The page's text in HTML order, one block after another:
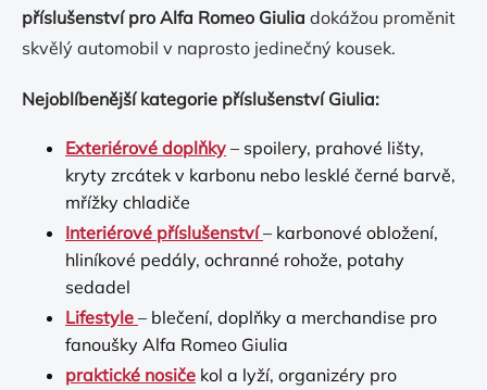
příslušenství pro Alfa Romeo Giulia dokážou proměnit
skvělý automobil v naprosto jedinečný kousek.
Nejoblíbenější kategorie příslušenství Giulia:
Exteriérové doplňky – spoilery, prahové lišty,
kryty zrcátek v karbonu nebo lesklé černé barvě,
mřížky chladiče
Interiérové příslušenství – karbonové obložení,
hliníkové pedály, ochranné rohože, potahy
sedadel
Lifestyle – blečení, doplňky a merchandise pro
fanoušky Alfa Romeo Giulia
praktické nosiče kol a lyží, organizéry pro